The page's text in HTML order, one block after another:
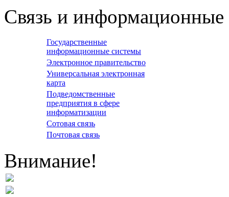
Связь и информационные
Государственные
информационные системы
Электронное правительство
Универсальная электронная
карта
Подведомственные
предприятия в сфере
информатизации
Сотовая связь
Почтовая связь
Внимание!